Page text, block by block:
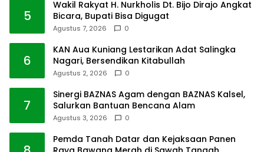
5
Wakil Rakyat H. Nurkholis Dt. Bijo Dirajo Angkat
Bicara, Bupati Bisa Digugat
Agustus 7, 2026 0
6
KAN Aua Kuniang Lestarikan Adat Salingka
Nagari, Bersendikan Kitabullah
Agustus 2, 2026 0
7
Sinergi BAZNAS Agam dengan BAZNAS Kalsel,
Salurkan Bantuan Bencana Alam
Agustus 3, 2026 0
Pemda Tanah Datar dan Kejaksaan Panen